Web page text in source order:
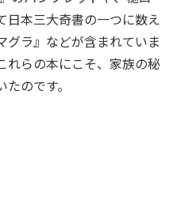
日本三大奇書の一つに数え
グラ』などが含まれていま
れらの本にこそ、家族の秘
のです。